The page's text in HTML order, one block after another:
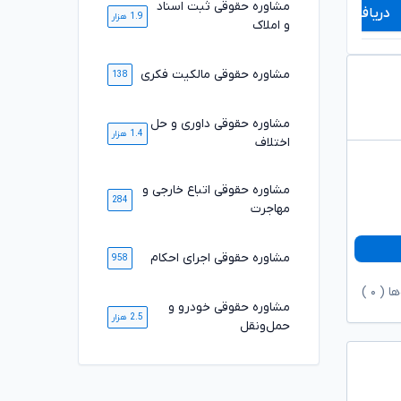
دریافت مشاوره دریافت مشاوره
( ۰
مشاوره حقوقی ثبت اسناد
و املاک
1.9 هزار
مشاوره حقوقی مالکیت فکری 138
مشاوره حقوقی داوری و حل
اختلاف
1.4 هزار
مشاوره حقوقی اتباع خارجی و
مهاجرت
284
مشاوره حقوقی اجرای احکام 958
مشاوره حقوقی خودرو و
حمل‌ونقل
2.5 هزار